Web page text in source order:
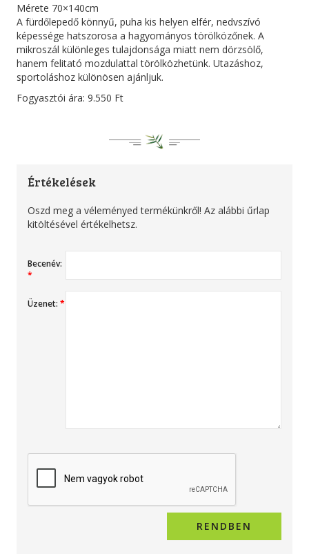
Mérete 70×140cm
A fürdőlepedő könnyű, puha kis helyen elfér, nedvszívó
képessége hatszorosa a hagyományos törölközőnek. A
mikroszál különleges tulajdonsága miatt nem dörzsölő,
hanem felitató mozdulattal törölközhetünk. Utazáshoz,
sportoláshoz különösen ajánljuk.
Fogyasztói ára: 9.550 Ft
Értékelések
Oszd meg a véleményed termékünkről! Az alábbi űrlap
kitöltésével értékelhetsz.
Becenév:
*
Üzenet: *